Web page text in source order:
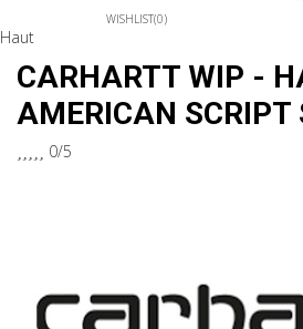
WISHLIST 0
Haut
CARHARTT WIP -
AMERICAN SCRIPT
0/5